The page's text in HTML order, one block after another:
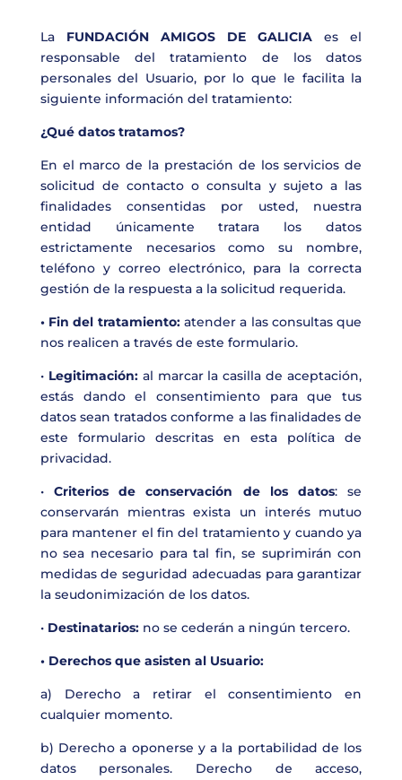
La FUNDACIÓN AMIGOS DE GALICIAes el
responsable del tratamiento de los datos
personales del Usuario, por lo que le facilita la
siguiente información del tratamiento:
¿Qué datos tratamos?
En el marco de la prestación de los servicios de
solicitud de contacto o consulta y sujeto a las
finalidades consentidas por usted, nuestra
entidad únicamente tratara los datos
estrictamente necesarios como su nombre,
teléfono y correo electrónico, para la correcta
gestión de la respuesta a la solicitud requerida.
• Fin del tratamiento: atender a las consultas que
nos realicen a través de este formulario.
• Legitimación: al marcar la casilla de aceptación,
estás dando el consentimiento para que tus
datos sean tratados conforme a las finalidades de
este formulario descritas en esta política de
privacidad.
• Criterios de conservación de los datos: se
conservarán mientras exista un interés mutuo
para mantener el fin del tratamiento y cuando ya
no sea necesario para tal fin, se suprimirán con
medidas de seguridad adecuadas para garantizar
la seudonimización de los datos.
• Destinatarios: no se cederán a ningún tercero.
• Derechos que asisten al Usuario:
a) Derecho a retirar el consentimiento en
cualquier momento.
b) Derecho a oponerse y a la portabilidad de los
datos personales. Derecho de acceso,